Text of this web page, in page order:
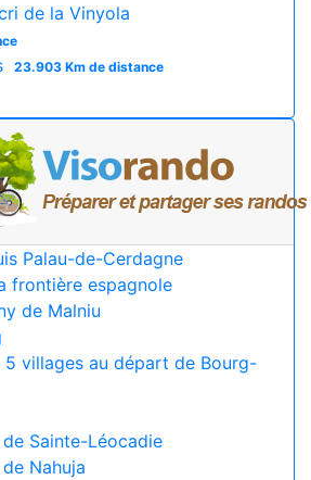
de la Vinyola
23.903 Km de distance
Palau-de-Cerdagne
frontière espagnole
de Malniu
villages au départ de Bourg-
Sainte-Léocadie
Nahuja